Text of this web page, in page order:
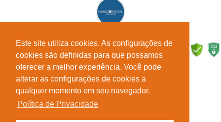
Este site utiliza cookies. As configurações de
cookies são definidas para que possamos
oferecer a melhor experiência. Você pode
alterar as configurações de cookies a
qualquer momento em seu navegador.
Política de Privacidade